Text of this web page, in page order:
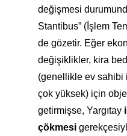
değişmesi
Stantibus” (İşlem
de gözetir. Eğer
değişiklikler, kira
(genellikle ev sahibi
çok yüksek) için
getirmişse, Yargıtay
çökmesi